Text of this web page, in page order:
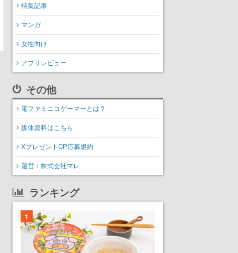
特集記事
マンガ
女性向け
アプリレビュー
その他
電ファミニコゲーマーとは？
媒体資料はこちら
XプレゼントCP応募規約
運営：株式会社マレ
ランキング
1